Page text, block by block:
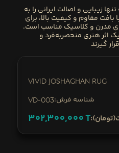
تنها زیبایی و اصالت ایرانی را به
مقاوم و کیفیت بالا، برای
مدرن و کلاسیک مناسب است.
اثر هنری منحصربه‌فرد و
گیرند
Vivid Joshaghan Rug
VD-003 :شناسه فرش
302,300,000T